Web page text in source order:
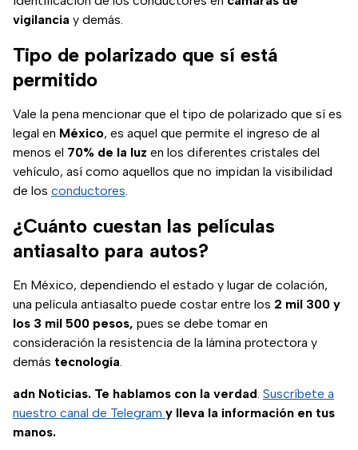
vigilancia y demás.
Tipo de polarizado que sí está
permitido
Vale la pena mencionar que el tipo de polarizado que sí es
legal en México, es aquel que permite el ingreso de al
menos el 70% de la luz en los diferentes cristales del
vehículo, así como aquellos que no impidan la visibilidad
de los conductores.
¿Cuánto cuestan las películas
antiasalto para autos?
En México, dependiendo el estado y lugar de colación,
una película antiasalto puede costar entre los 2 mil 300 y
los 3 mil 500 pesos, pues se debe tomar en
consideración la resistencia de la lámina protectora y
demás tecnología.
adn Noticias. Te hablamos con la verdad. Suscríbete a
nuestro canal de Telegram y lleva la información en tus
manos.